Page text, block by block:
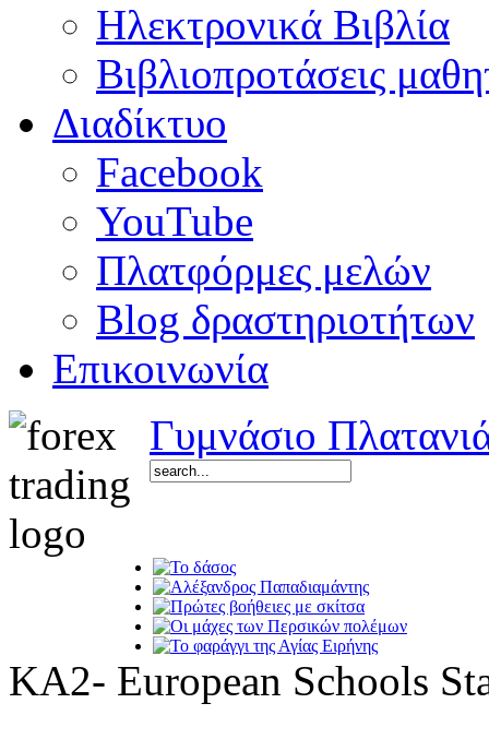
Ηλεκτρονικά Βιβλία
Βιβλιοπροτάσεις
Διαδίκτυο
Facebook
YouTube
Πλατφόρμες μελών
Blog δραστηριοτήτων
Επικοινωνία
Γυμνάσιο
KA2- European Schools